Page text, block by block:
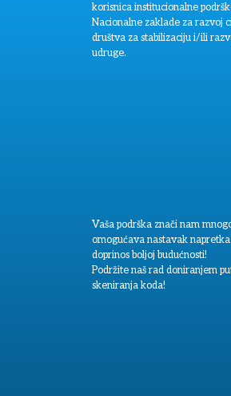
korisnica institucionalne
Nacionalne zaklade za razvoj
društva za stabilizaciju i/ili
udruge.
Vaša podrška znači nam
omogućava nastavak
doprinos boljoj budućnosti!
Podržite naš rad doniranjem
skeniranja koda!